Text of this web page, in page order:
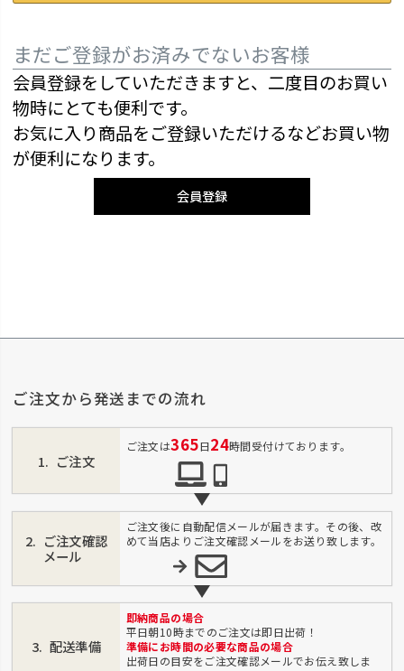
まだご登録がお済みでないお客様
会員登録をしていただきますと、二度目のお買い
物時にとても便利です。
お気に入り商品をご登録いただけるなどお買い物
が便利になります。
会員登録
ご注文から発送までの流れ
ご注文
ご注文は365日24時間受付けております。
ご注文確認
メール
ご注文後に自動配信メールが届きます。その後、改
めて当店よりご注文確認メールをお送り致します。
配送準備
即納商品の場合
平日朝10時までのご注文は即日出荷！
準備にお時間の必要な商品の場合
出荷日の目安をご注文確認メールでお伝え致しま